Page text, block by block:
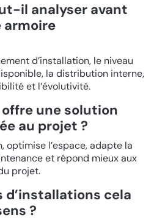
il analyser avant
armoire
d’installation, le niveau
la distribution interne,
et l’évolutivité.
une solution
au projet ?
optimise l’espace, adapte la
et répond mieux aux
projet.
d’installations cela
?